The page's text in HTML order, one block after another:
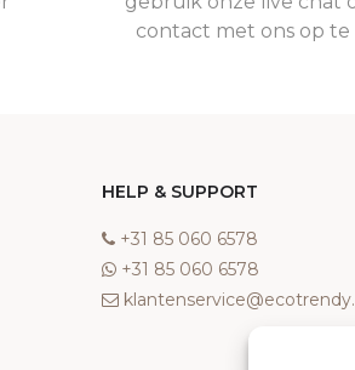
contact met ons op te
HELP & SUPPORT
‎+31 85 060 6578
‎+31 85 060 6578